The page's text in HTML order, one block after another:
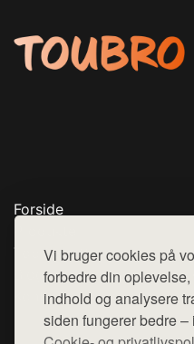
Vi bruger cookies på
forbedre din
indhold og analysere
siden fungerer bedre
Forside
Top Rabatter
Blog
Kontakt